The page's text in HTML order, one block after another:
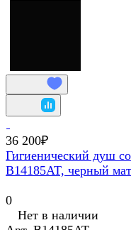
36 200₽
Гигиенический душ
В14185AT, черный
0
Нет в наличии